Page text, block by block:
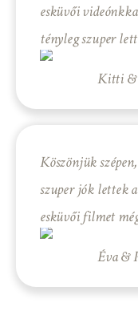
esküvői
tényleg szuper
Kitti &
Köszönjük
szuper jók lettek
esküvői filmet
Éva &